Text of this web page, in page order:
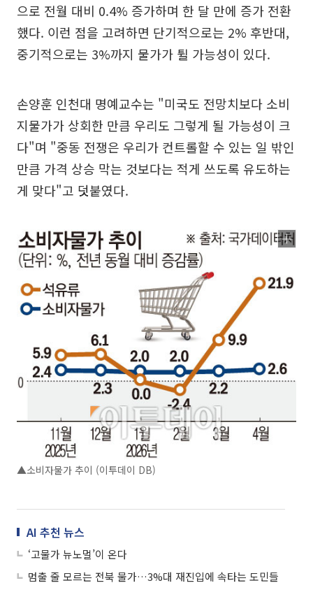
으로 전월 대비 0.4% 증가하며 한 달 만에 증가 전환
했다. 이런 점을 고려하면 단기적으로는 2% 후반대,
중기적으로는 3%까지 물가가 튈 가능성이 있다.
손양훈 인천대 명예교수는 "미국도 전망치보다 소비
지물가가 상회한 만큼 우리도 그렇게 될 가능성이 크
다"며 "중동 전쟁은 우리가 컨트롤할 수 있는 일 밖인
만큼 가격 상승 막는 것보다는 적게 쓰도록 유도하는
게 맞다"고 덧붙였다.
▲소비자물가 추이 (이투데이 DB)
AI 추천 뉴스
‘고물가 뉴노멀’이 온다
멈출 줄 모르는 전북 물가…3%대 재진입에 속타는 도민들